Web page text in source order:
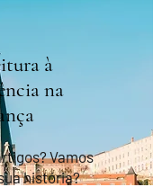
à
na
Vamos
história?